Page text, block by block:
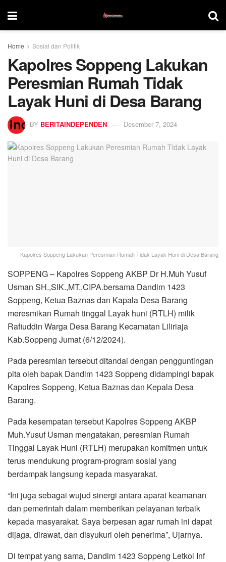
Home Sosial dan Politik
Kapolres Soppeng Lakukan
Peresmian Rumah Tidak
Layak Huni di Desa Barang
BY BERITAINDEPENDEN Desember 7, 2024
Kapolres Soppeng Lakukan Peresmian Rumah Tidak Layak Huni di Desa Barang
SOPPENG – Kapolres Soppeng AKBP Dr H.Muh Yusuf
Usman SH.,SIK.,MT.,CIPA.bersama Dandim 1423
Soppeng, Ketua Baznas dan Kapala Desa Barang
meresmikan Rumah tinggal Layak huni (RTLH) milik
Rafiuddin Warga Desa Barang Kecamatan Liliriaja
Kab.Soppeng Jumat (6/12/2024).
Pada peresmian tersebut ditandai dengan pengguntingan
pita oleh bapak Dandim 1423 Soppeng didampingi bapak
Kapolres Soppeng, Ketua Baznas dan Kepala Desa
Barang.
Pada kesempatan tersebut Kapolres Soppeng AKBP
Muh.Yusuf Usman mengatakan, peresmian Rumah
Tinggal Layak Huni (RTLH) merupakan komitmen untuk
terus mendukung program-program sosial yang
berdampak langsung kepada masyarakat.
“Ini juga sebagai wujud sinergi antara aparat keamanan
dan pemerintah dalam memberikan pelayanan terbaik
kepada masyarakat. Saya berpesan agar rumah ini dapat
dijaga, dirawat, dan disyukuri oleh penerima”, Ujarnya.
Di tempat yang sama, Dandim 1423 Soppeng Letkol Inf